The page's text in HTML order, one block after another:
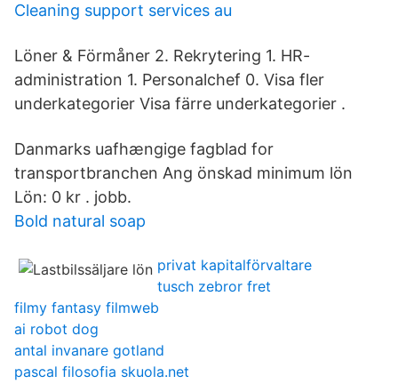
Cleaning support services au
Löner & Förmåner 2. Rekrytering 1. HR-
administration 1. Personalchef 0. Visa fler
underkategorier Visa färre underkategorier .
Danmarks uafhængige fagblad for
transportbranchen Ang önskad minimum lön
Lön: 0 kr . jobb.
Bold natural soap
privat kapitalförvaltare
tusch zebror fret
filmy fantasy filmweb
ai robot dog
antal invanare gotland
pascal filosofia skuola.net